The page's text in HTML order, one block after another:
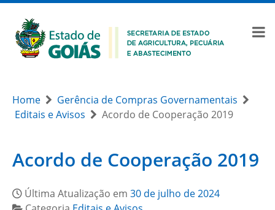
Home
Gerência de Compras Governamentais
Editais e Avisos
Acordo de Cooperação 2019
Acordo de Cooperação 2019
Última Atualização em 30 de julho de 2024